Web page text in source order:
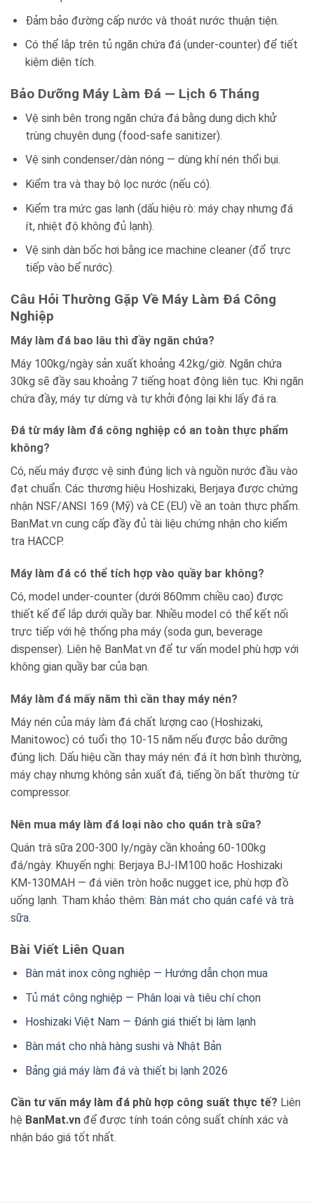
Đảm bảo đường cấp nước và thoát nước thuận tiện.
Có thể lắp trên tủ ngăn chứa đá (under-counter) để tiết
kiệm diện tích.
Bảo Dưỡng Máy Làm Đá — Lịch 6 Tháng
Vệ sinh bên trong ngăn chứa đá bằng dung dịch khử
trùng chuyên dụng (food-safe sanitizer).
Vệ sinh condenser/dàn nóng — dùng khí nén thổi bụi.
Kiểm tra và thay bộ lọc nước (nếu có).
Kiểm tra mức gas lạnh (dấu hiệu rò: máy chạy nhưng đá
ít, nhiệt độ không đủ lạnh).
Vệ sinh dàn bốc hơi bằng ice machine cleaner (đổ trực
tiếp vào bể nước).
Câu Hỏi Thường Gặp Về Máy Làm Đá Công
Nghiệp
Máy làm đá bao lâu thì đầy ngăn chứa?
Máy 100kg/ngày sản xuất khoảng 4.2kg/giờ. Ngăn chứa
30kg sẽ đầy sau khoảng 7 tiếng hoạt động liên tục. Khi ngăn
chứa đầy, máy tự dừng và tự khởi động lại khi lấy đá ra.
Đá từ máy làm đá công nghiệp có an toàn thực phẩm
không?
Có, nếu máy được vệ sinh đúng lịch và nguồn nước đầu vào
đạt chuẩn. Các thương hiệu Hoshizaki, Berjaya được chứng
nhận NSF/ANSI 169 (Mỹ) và CE (EU) về an toàn thực phẩm.
BanMat.vn cung cấp đầy đủ tài liệu chứng nhận cho kiểm
tra HACCP.
Máy làm đá có thể tích hợp vào quầy bar không?
Có, model under-counter (dưới 860mm chiều cao) được
thiết kế để lắp dưới quầy bar. Nhiều model có thể kết nối
trực tiếp với hệ thống pha máy (soda gun, beverage
dispenser). Liên hệ BanMat.vn để tư vấn model phù hợp với
không gian quầy bar của bạn.
Máy làm đá mấy năm thì cần thay máy nén?
Máy nén của máy làm đá chất lượng cao (Hoshizaki,
Manitowoc) có tuổi thọ 10-15 năm nếu được bảo dưỡng
đúng lịch. Dấu hiệu cần thay máy nén: đá ít hơn bình thường,
máy chạy nhưng không sản xuất đá, tiếng ồn bất thường từ
compressor.
Nên mua máy làm đá loại nào cho quán trà sữa?
Quán trà sữa 200-300 ly/ngày cần khoảng 60-100kg
đá/ngày. Khuyến nghị: Berjaya BJ-IM100 hoặc Hoshizaki
KM-130MAH — đá viên tròn hoặc nugget ice, phù hợp đồ
uống lạnh. Tham khảo thêm: Bàn mát cho quán café và trà
sữa.
Bài Viết Liên Quan
Bàn mát inox công nghiệp — Hướng dẫn chọn mua
Tủ mát công nghiệp — Phân loại và tiêu chí chọn
Hoshizaki Việt Nam — Đánh giá thiết bị làm lạnh
Bàn mát cho nhà hàng sushi và Nhật Bản
Bảng giá máy làm đá và thiết bị lạnh 2026
Cần tư vấn máy làm đá phù hợp công suất thực tế? Liên
hệ BanMat.vn để được tính toán công suất chính xác và
nhận báo giá tốt nhất.